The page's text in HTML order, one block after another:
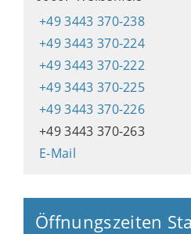
+49 3443 370-238
+49 3443 370-224
+49 3443 370-222
+49 3443 370-225
+49 3443 370-226
+49 3443 370-263
E-Mail
Öffnungszeiten